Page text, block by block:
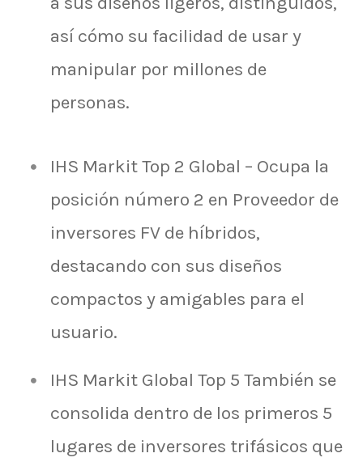
así cómo su facilidad de usar y
manipular por millones de
personas.
IHS Markit Top 2 Global – Ocupa la
posición número 2 en Proveedor de
inversores FV de híbridos,
destacando con sus diseños
compactos y amigables para el
usuario.
IHS Markit Global Top 5 También se
consolida dentro de los primeros 5
lugares de inversores trifásicos que